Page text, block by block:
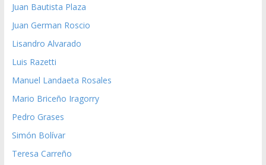
Juan Bautista Plaza
Juan German Roscio
Lisandro Alvarado
Luis Razetti
Manuel Landaeta Rosales
Mario Briceño Iragorry
Pedro Grases
Simón Bolívar
Teresa Carreño